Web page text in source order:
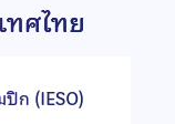
ศไทย
ก (IESO)